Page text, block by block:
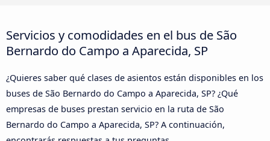
Servicios y comodidades en el bus de São
Bernardo do Campo a Aparecida, SP
¿Quieres saber qué clases de asientos están disponibles en los
buses de São Bernardo do Campo a Aparecida, SP? ¿Qué
empresas de buses prestan servicio en la ruta de São
Bernardo do Campo a Aparecida, SP? A continuación,